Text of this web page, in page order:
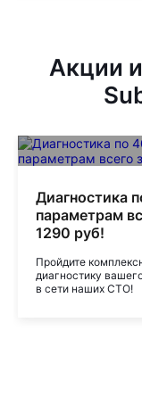
Акции
Диагностика
параметрам
1290 руб!
Пройдите
диагностику
в сети наших СТО!